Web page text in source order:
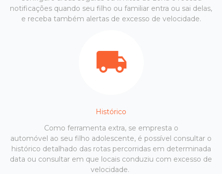
notificações quando seu filho ou familiar entra ou sai delas,
e receba também alertas de excesso de velocidade.
Histórico
Como ferramenta extra, se empresta o
automóvel ao seu filho adolescente, é possível consultar o
histórico detalhado das rotas percorridas em determinada
data ou consultar em que locais conduziu com excesso de
velocidade.